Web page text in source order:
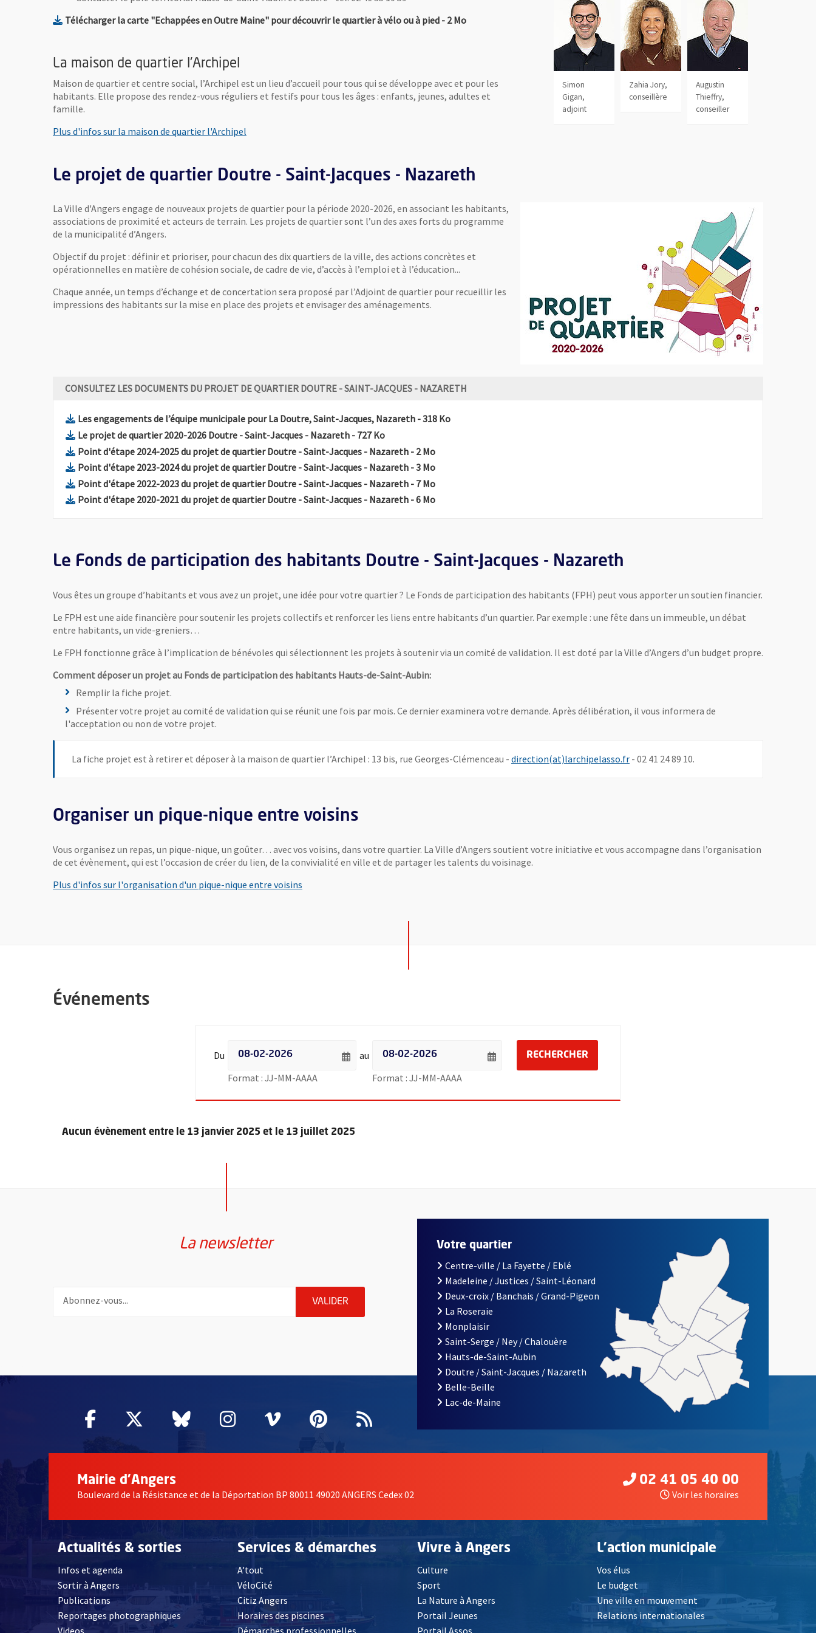
Télécharger la carte "Echappées en Outre Maine" pour découvrir le quartier à vélo ou à pied, Fichier au format Pdf
- 2 Mo, Ouvre une nouvelle fenêtre
La maison de quartier l'Archipel
Maison de quartier et centre social, l’Archipel est un lieu d’accueil pour tous qui se développe avec et pour les
habitants. Elle propose des rendez-vous réguliers et festifs pour tous les âges : enfants, jeunes, adultes et
famille.
Plus d'infos sur la maison de quartier l'Archipel
Simon
Gigan,
adjoint
Zahia Jory,
conseillère
Augustin
Thieffry,
conseiller
Le projet de quartier Doutre - Saint-Jacques - Nazareth
La Ville d'Angers engage de nouveaux projets de quartier pour la période 2020-2026, en associant les habitants,
associations de proximité et acteurs de terrain. Les projets de quartier sont l’un des axes forts du programme
de la municipalité d’Angers.
Objectif du projet : définir et prioriser, pour chacun des dix quartiers de la ville, des actions concrètes et
opérationnelles en matière de cohésion sociale, de cadre de vie, d’accès à l’emploi et à l’éducation...
Chaque année, un temps d’échange et de concertation sera proposé par l’Adjoint de quartier pour recueillir les
impressions des habitants sur la mise en place des projets et envisager des aménagements.
CONSULTEZ LES DOCUMENTS DU PROJET DE QUARTIER DOUTRE - SAINT-JACQUES - NAZARETH
Les engagements de l’équipe municipale pour La Doutre, Saint-Jacques, Nazareth, Fichier au format Pdf
- 318 Ko, Ouvre une nouvelle fenêtre
Le projet de quartier 2020-2026 Doutre - Saint-Jacques - Nazareth, Fichier au format Pdf
- 727 Ko, Ouvre une nouvelle fenêtre
Point d'étape 2024-2025 du projet de quartier Doutre - Saint-Jacques - Nazareth, Fichier au format Pdf
- 2 Mo, Ouvre une nouvelle fenêtre
Point d'étape 2023-2024 du projet de quartier Doutre - Saint-Jacques - Nazareth, Fichier au format Pdf
- 3 Mo, Ouvre une nouvelle fenêtre
Point d'étape 2022-2023 du projet de quartier Doutre - Saint-Jacques - Nazareth, Fichier au format Pdf
- 7 Mo, Ouvre une nouvelle fenêtre
Point d'étape 2020-2021 du projet de quartier Doutre - Saint-Jacques - Nazareth, Fichier au format Pdf
- 6 Mo, Ouvre une nouvelle fenêtre
Le Fonds de participation des habitants Doutre - Saint-Jacques - Nazareth
Vous êtes un groupe d’habitants et vous avez un projet, une idée pour votre quartier ? Le Fonds de participation des habitants (FPH) peut vous apporter un soutien financier.
Le FPH est une aide financière pour soutenir les projets collectifs et renforcer les liens entre habitants d’un quartier. Par exemple : une fête dans un immeuble, un débat
entre habitants, un vide-greniers…
Le FPH fonctionne grâce à l’implication de bénévoles qui sélectionnent les projets à soutenir via un comité de validation. Il est doté par la Ville d’Angers d’un budget propre.
Comment déposer un projet au Fonds de participation des habitants Hauts-de-Saint-Aubin:
Remplir la fiche projet.
Présenter votre projet au comité de validation qui se réunit une fois par mois. Ce dernier examinera votre demande. Après délibération, il vous informera de
l'acceptation ou non de votre projet.
La fiche projet est à retirer et déposer à la maison de quartier l’Archipel : 13 bis, rue Georges-Clémenceau - direction(at)larchipelasso.fr, Ouvre une nouvelle fenêtre
- 02 41 24 89 10.
Organiser un pique-nique entre voisins
Vous organisez un repas, un pique-nique, un goûter… avec vos voisins, dans votre quartier. La Ville d’Angers soutient votre initiative et vous accompagne dans l’organisation
de cet évènement, qui est l’occasion de créer du lien, de la convivialité en ville et de partager les talents du voisinage.
Plus d'infos sur l'organisation d'un pique-nique entre voisins
Événements
Du Filtrer les événements par date - Date de début
Format : JJ-MM-AAAA Saisie de date au format jour sur 2 chiffres, tiret de la touche 6, mois sur 2 chiffres, tiret de la touche 6, année sur 4 chiffres
au Filtrer les événements par date - Date de fin
Format : JJ-MM-AAAA
RECHERCHER
Aucun évènement entre le 13 janvier 2025 et le 13 juillet 2025
La newsletter
Pour vous inscrire à la lettre d'information de la ville d'Angers, indiquez votre email (champ obligatoire)
VALIDER ENVOYER MA DEMANDE D'INSCRIPTION À LA LETTRE D'INFORMATION DE LA VILLE D'ANGERS
Facebook
, Ouvre une nouvelle fenêtre
Twitter
, Ouvre une nouvelle fenêtre
Bluesky
, Ouvre une nouvelle fenêtre
Instagram
, Ouvre une nouvelle fenêtre
Vimeo
, Ouvre une nouvelle fenêtre
Pinterest
, Ouvre une nouvelle fenêtre
Flux RSS
Votre quartier
Centre-ville / La Fayette / Eblé
Madeleine / Justices / Saint-Léonard
Deux-croix / Banchais / Grand-Pigeon
La Roseraie
Monplaisir
Saint-Serge / Ney / Chalouère
Hauts-de-Saint-Aubin
Doutre / Saint-Jacques / Nazareth
Belle-Beille
Lac-de-Maine
Mairie d'Angers
Boulevard de la Résistance et de la Déportation BP 80011 49020 ANGERS Cedex 02
02 41 05 40 00
Voir les horaires
Actualités & sorties
Infos et agenda
Sortir à Angers
Publications
Reportages photographiques
Videos, Ouvre une nouvelle fenêtre
Services & démarches
A'tout
VéloCité
Citiz Angers , Ouvre une nouvelle fenêtre
Horaires des piscines
Démarches professionnelles
Vivre à Angers
Culture
Sport
La Nature à Angers
Portail Jeunes
Portail Assos
L'action municipale
Vos élus
Le budget
Une ville en mouvement
Relations internationales